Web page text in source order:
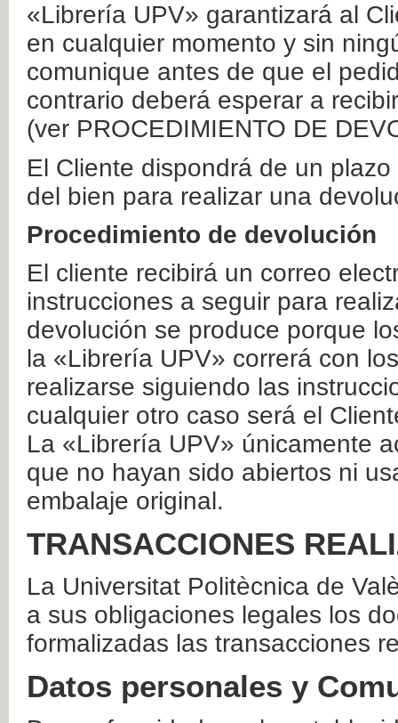
«Librería UPV» garantizará al
en cualquier momento y sin
comunique antes de que el
contrario deberá esperar a
(ver PROCEDIMIENTO DE
El Cliente dispondrá de un
del bien para realizar una
Procedimiento de devolución
El cliente recibirá un correo
instrucciones a seguir para
devolución se produce porque
la «Librería UPV» correrá con
realizarse siguiendo las
cualquier otro caso será el
La «Librería UPV» únicamente
que no hayan sido abiertos ni
embalaje original.
TRANSACCIONES
La Universitat Politècnica de
a sus obligaciones legales los
formalizadas las transacciones
Datos personales y